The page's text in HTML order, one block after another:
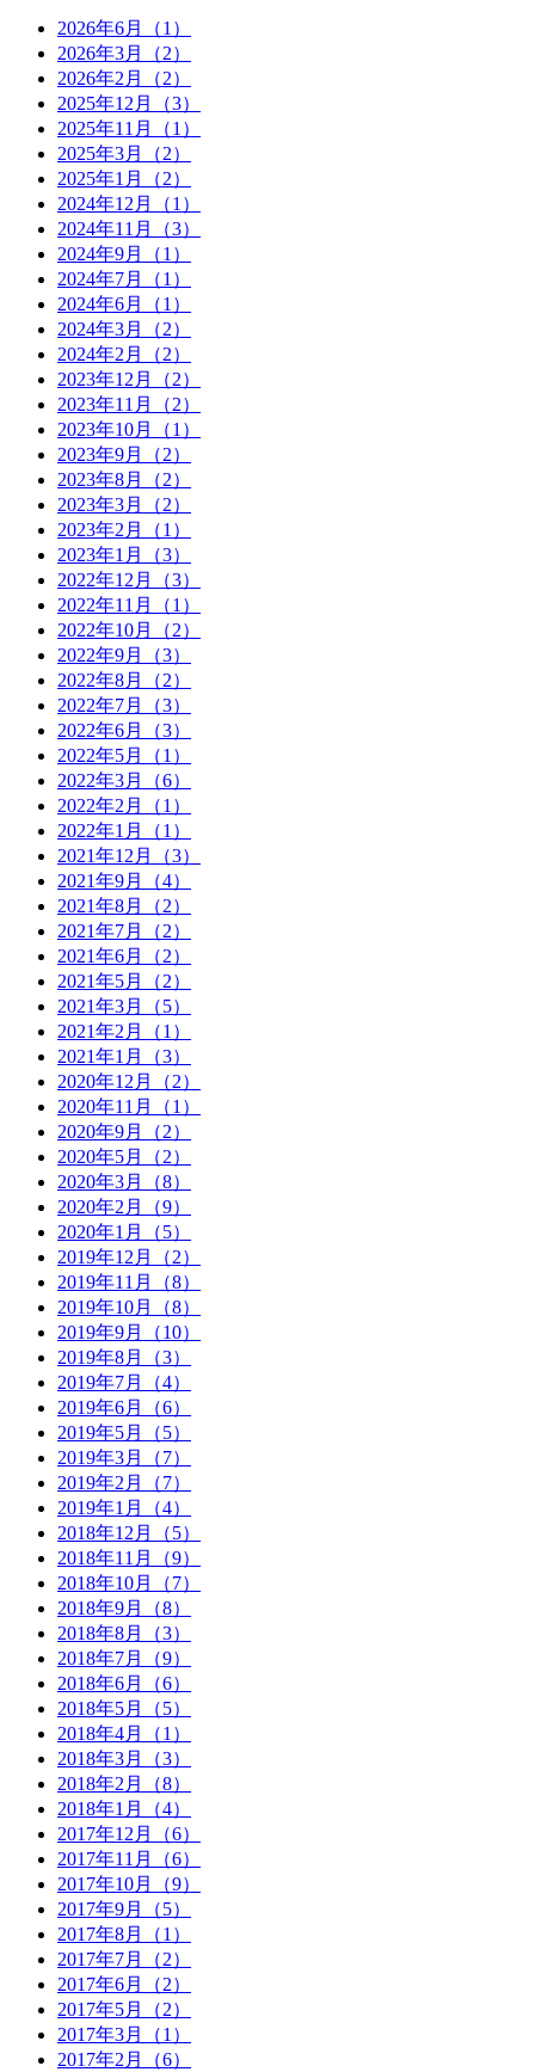
2026年6月（1）
2026年3月（2）
2026年2月（2）
2025年12月（3）
2025年11月（1）
2025年3月（2）
2025年1月（2）
2024年12月（1）
2024年11月（3）
2024年9月（1）
2024年7月（1）
2024年6月（1）
2024年3月（2）
2024年2月（2）
2023年12月（2）
2023年11月（2）
2023年10月（1）
2023年9月（2）
2023年8月（2）
2023年3月（2）
2023年2月（1）
2023年1月（3）
2022年12月（3）
2022年11月（1）
2022年10月（2）
2022年9月（3）
2022年8月（2）
2022年7月（3）
2022年6月（3）
2022年5月（1）
2022年3月（6）
2022年2月（1）
2022年1月（1）
2021年12月（3）
2021年9月（4）
2021年8月（2）
2021年7月（2）
2021年6月（2）
2021年5月（2）
2021年3月（5）
2021年2月（1）
2021年1月（3）
2020年12月（2）
2020年11月（1）
2020年9月（2）
2020年5月（2）
2020年3月（8）
2020年2月（9）
2020年1月（5）
2019年12月（2）
2019年11月（8）
2019年10月（8）
2019年9月（10）
2019年8月（3）
2019年7月（4）
2019年6月（6）
2019年5月（5）
2019年3月（7）
2019年2月（7）
2019年1月（4）
2018年12月（5）
2018年11月（9）
2018年10月（7）
2018年9月（8）
2018年8月（3）
2018年7月（9）
2018年6月（6）
2018年5月（5）
2018年4月（1）
2018年3月（3）
2018年2月（8）
2018年1月（4）
2017年12月（6）
2017年11月（6）
2017年10月（9）
2017年9月（5）
2017年8月（1）
2017年7月（2）
2017年6月（2）
2017年5月（2）
2017年3月（1）
2017年2月（6）